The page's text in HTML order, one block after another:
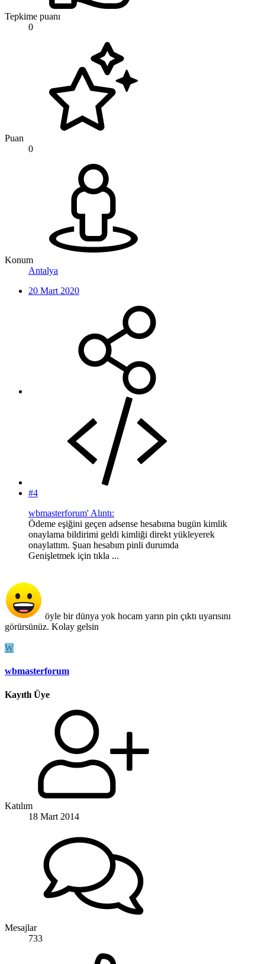
Tepkime puanı
0
Puan
0
Konum
Antalya
20 Mart 2020
#4
wbmasterforum' Alıntı:
Ödeme eşiğini geçen adsense hesabıma bugün kimlik
onaylama bildirimi geldi kimliği direkt yükleyerek
onaylattım. Şuan hesabım pinli durumda
Genişletmek için tıkla ...
öyle bir dünya yok hocam yarın pin çıktı uyarısını
görürsünüz. Kolay gelsin
W
wbmasterforum
Kayıtlı Üye
Katılım
18 Mart 2014
Mesajlar
733